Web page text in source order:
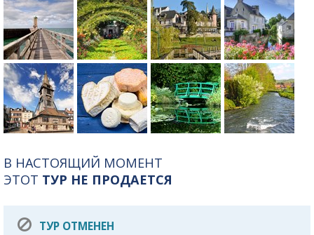
В НАСТОЯЩИЙ МОМЕНТ
ЭТОТ ТУР НЕ ПРОДАЕТСЯ
ТУР ОТМЕНЕН